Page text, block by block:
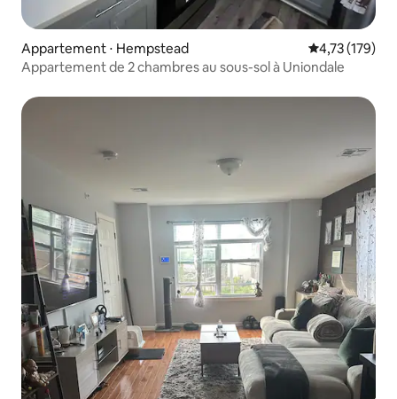
Appartement ⋅ Hempstead Évaluation
4,73 (179)
Appartement de 2 chambres au sous-sol à Uniondale